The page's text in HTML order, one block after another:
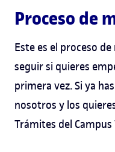
Proceso de
Este es el proceso
seguir si quieres
primera vez. Si ya
nosotros y los
Trámites del